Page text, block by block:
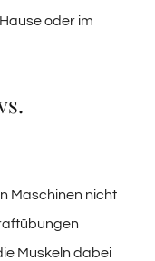
oder im
Maschinen nicht
Muskeln dabei